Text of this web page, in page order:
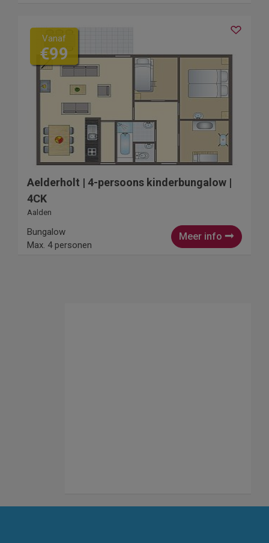
Vanaf
€99
Aelderholt | 4-persoons kinderbungalow |
4CK
Aalden
Meer info
Bungalow
Max. 4 personen